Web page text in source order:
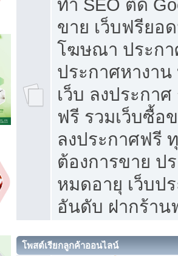
ทำ SEO ติด
ขาย เว็บฟรียอ
โฆษณา ประกา
ประกาศหางา
เว็บ ลงประกา
ฟรี รวมเว็บซื้อ
ลงประกาศฟรี
ต้องการขาย ป
หมดอายุ เว็บป
อันดับ ฝากร้าน
โพสต์เรียกลูกค้าออนไลน์